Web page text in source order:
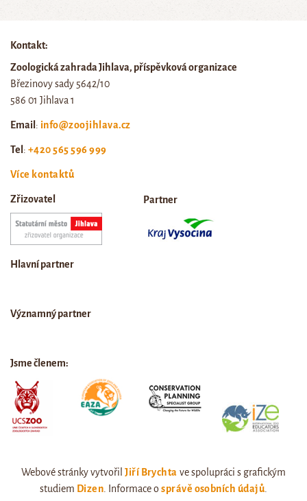
Kontakt:
Zoologická zahrada Jihlava, příspěvková organizace
Březinovy sady 5642/10
586 01 Jihlava 1
Email: info@zoojihlava.cz
Tel: +420 565 596 999
Více kontaktů
Zřizovatel Partner
Hlavní partner
Významný partner
Jsme členem:
Webové stránky vytvořilJiří Brychta ve spolupráci s grafickým
studiem Dizen . Informace osprávě osobních údajů